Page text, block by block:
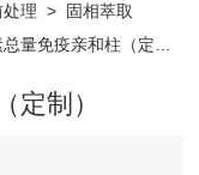
理 > 固相萃取
量免疫亲和柱（定
定制）